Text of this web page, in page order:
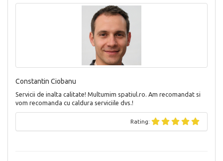
Constantin Ciobanu
Servicii de inalta calitate! Multumim spatiul.ro. Am recomandat si
vom recomanda cu caldura serviciile dvs.!
Rating: